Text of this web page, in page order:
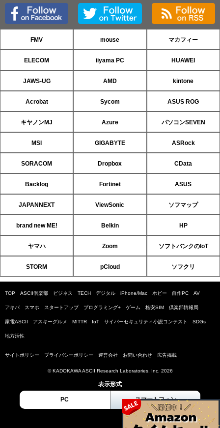
FMV mouse マカフィー
ELECOM iiyama PC HUAWEI
JAWS-UG AMD kintone
Acrobat Sycom ASUS ROG
キヤノンMJ Azure パソコンSEVEN
MSI GIGABYTE ASRock
SORACOM Dropbox CData
Backlog Fortinet ASUS
JAPANNEXT ViewSonic ソフマップ
brand new ME! Belkin HP
ヤマハ Zoom ソフトバンクのIoT
STORM pCloud ソフクリ
TOP ASCII倶楽部 ビジネス TECH デジタル iPhone/Mac ホビー 自作PC AV
アキバ スマホ スタートアップ プログラミング+ ゲーム 格安SIM 倶楽部情報局
家電ASCII アスキーグルメ MITTR IoT サイバーセキュリティ小説コンテスト SDGs
地方活性
サイトポリシー プライバシーポリシー 運営会社 お問い合わせ 広告掲載
© KADOKAWA ASCII Research Laboratories, Inc. 2026
表示形式
PC スマートフォン